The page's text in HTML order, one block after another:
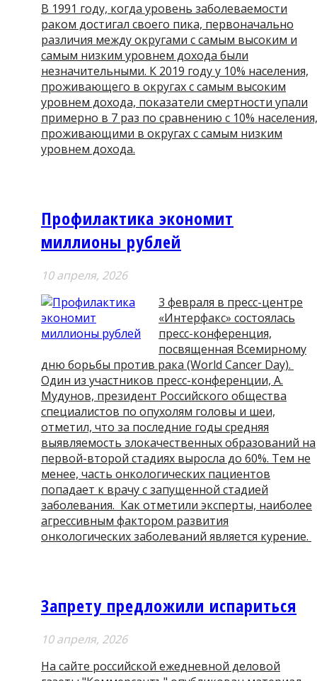
В 1991 году, когда уровень заболеваемости
раком достигал своего пика, первоначально
различия между округами с самым высоким и
самым низким уровнем дохода были
незначительными. К 2019 году у 10% населения,
проживающего в округах с самым высоким
уровнем дохода, показатели смертности упали
примерно в 7 раз по сравнению с 10% населения,
проживающими в округах с самым низким
уровнем дохода.
Профилактика экономит
миллионы рублей
10 апреля, 2026
3 февраля в пресс-центре
«Интерфакс» состоялась
пресс-конференция,
посвященная Всемирному
дню борьбы против рака (World Cancer Day).
Один из участников пресс-конференции, А.
Мудунов, президент Российского общества
специалистов по опухолям головы и шеи,
отметил, что за последние годы средняя
выявляемость злокачественных образований на
первой-второй стадиях выросла до 60%. Тем не
менее, часть онкологических пациентов
попадает к врачу с запущенной стадией
заболевания. Как отметили эксперты, наиболее
агрессивным фактором развития
онкологических заболеваний является курение.
Запрету предложили испариться
10 апреля, 2026
На сайте российской ежедневной деловой